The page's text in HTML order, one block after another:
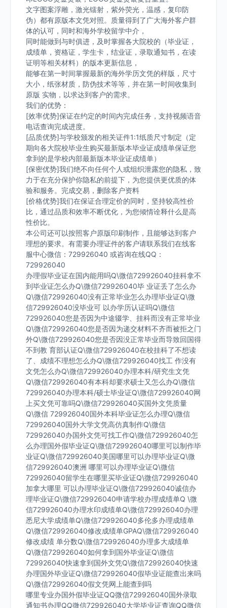
文字图案浮雕，激光镭射，紫外荧光，温感，复印防
伪）都有原版本文凭对照。质量得到了广大海外客户群
体的认可，同时和海外学校留学中介，
同时能做到与时俱进，及时掌握各大院校的（毕业证，
成绩单，资格证，学生卡，结业证，录取通知书，在读
证明等相关材料）的版本更新信息，
能够在第一时间掌握最新的海外学历文凭的样版，尺寸
大小，纸张材质，防伪技术等等，并在第一时间收集到
原版 实物，以求达到客户的需求。
我们的优势：
[效率优势]保证在约定的时间内完成任务，支持视频语音
电话查询完成进度。
[品质优势]与学校颁发的相关证件1:1纸质尺寸制定（定
期向各大院校毕业生购买最新版本毕业证成绩单保证您
拿到的是学校内部最新版本毕业证成绩单）
[保密优势]我们绝不向任何个人或组织泄露您的隐私，致
力于在充分保护你隐私的前提下，为您提供更优质的体
验和服务。完成交易，删除客户资料
[价格优势]我们在保证合理定价的同时，坚持较高性价
比，通过品质和效率不断优化，为您倾情诠释什么是高
性价比。
本公司还可以按照客户原版印刷制作，且能够达到客户
理想的要求。有需要办理证件的客户请联系我们在线客
服中心微信：729926040 或咨询在线QQ：
729926040
办理假毕业证在国内能用吗Q\微信729926040挂科拿不
到毕业证怎么办Q\微信729926040毕 业证丢了怎么办
Q\微信729926040没有正常毕业怎么办理毕业证Q\微
信729926040没毕业可 以办学历认证吗Q\微信
729926040您是否因为中途辍学、挂科而没有正常毕业
Q\微信729926040您是否因为递交材料不齐而被拒之门
外Q\微信729926040您是否因没正常毕业而导致回国得
不到教 育部认证Q\微信729926040在校挂科了不想读
了、成绩不理想怎么办Q\微信729926040找工 作没有
文凭怎么办Q\微信729926040办理本科/研究生文凭
Q\微信729926040有本科却要求硕士又怎么办Q\微信
729926040办理本科/硕士毕业证Q\微信729926040网
上买文凭可靠吗Q\微信729926040买国外文凭质量
Q\微信 729926040国外本科毕业证怎么办理Q\微信
729926040国外大学文凭高仿真制作Q\微信
729926040办国外文凭可找工作Q\微信729926040怎
么办理国外假毕业证Q\微信729926040哪里可以制作毕
业证Q\微信729926040美国哪里可以办理毕业证Q\微
信729926040澳洲 哪里可以办理毕业证Q\微信
729926040留学生在哪里买毕业证Q\微信729926040
加拿大哪里 可以办理毕业证Q\微信729926040诚信办
理毕业证Q\微信729926040申请学校办理成绩单Q \微
信729926040办理水印成绩单Q\微信729926040办理
悉尼大学成绩单Q\微信729926040多伦多办理成绩单
Q\微信729926040修改成绩单GPAQ\微信729926040
修改成绩 单分数Q\微信729926040办理多大成绩单
Q\微信729926040如何拿到国外毕业证Q\微信
729926040快速拿到国外文凭Q\微信729926040快速
办理国外毕业证Q\微信729926040假毕业证能查出来吗
Q\微信729926040假文凭网上能查到吗
哪里专业办国外假毕业证QQ微信729926040国外录取
通知书办理QQ微信729926040大学毕业证查询QQ微信